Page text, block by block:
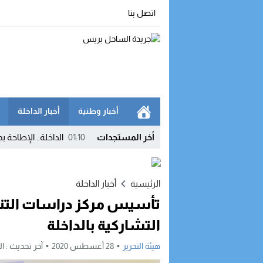
اتصل بنا
أخبار وطنية أخبار الداخلة
أخر المستجدات 01:10 الداخلة..
برنامج شتوي غير
15:33
11:53 تشديد مراقبة
11:42 الدرك الملكي
10:52 شبهات فواتير
الرئيسية أخبار الداخلة
تأسيس مركز دراسات
التشاركية بالداخلة
هيئة التحرير 28 أغسطس 2020 آخر تحديث :